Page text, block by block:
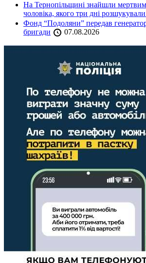
На Тернопільщині знайшли
чоловіка, якого три дні розшукували
Фонд “Подоляни” передав
бригади
07.08.2026